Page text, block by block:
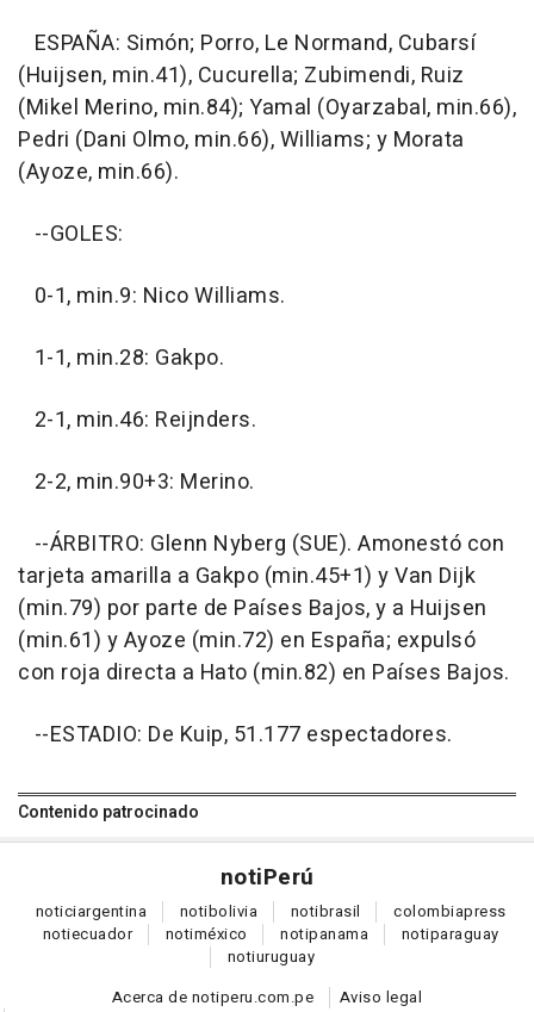
ESPAÑA: Simón; Porro, Le Normand, Cubarsí
(Huijsen, min.41), Cucurella; Zubimendi, Ruiz
(Mikel Merino, min.84); Yamal (Oyarzabal, min.66),
Pedri (Dani Olmo, min.66), Williams; y Morata
(Ayoze, min.66).
--GOLES:
0-1, min.9: Nico Williams.
1-1, min.28: Gakpo.
2-1, min.46: Reijnders.
2-2, min.90+3: Merino.
--ÁRBITRO: Glenn Nyberg (SUE). Amonestó con
tarjeta amarilla a Gakpo (min.45+1) y Van Dijk
(min.79) por parte de Países Bajos, y a Huijsen
(min.61) y Ayoze (min.72) en España; expulsó
con roja directa a Hato (min.82) en Países Bajos.
--ESTADIO: De Kuip, 51.177 espectadores.
Contenido patrocinado
notiPerú
noticiargentina notibolivia notibrasil colombiapress
notiecuador notiméxico notipanama notiparaguay
notiuruguay
Acerca de notiperu.com.pe
Aviso legal